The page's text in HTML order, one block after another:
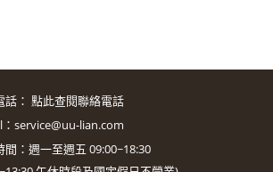
： 點此查閱聯絡電話
service@uu-lian.com
：週一至週五 09:00~18:30